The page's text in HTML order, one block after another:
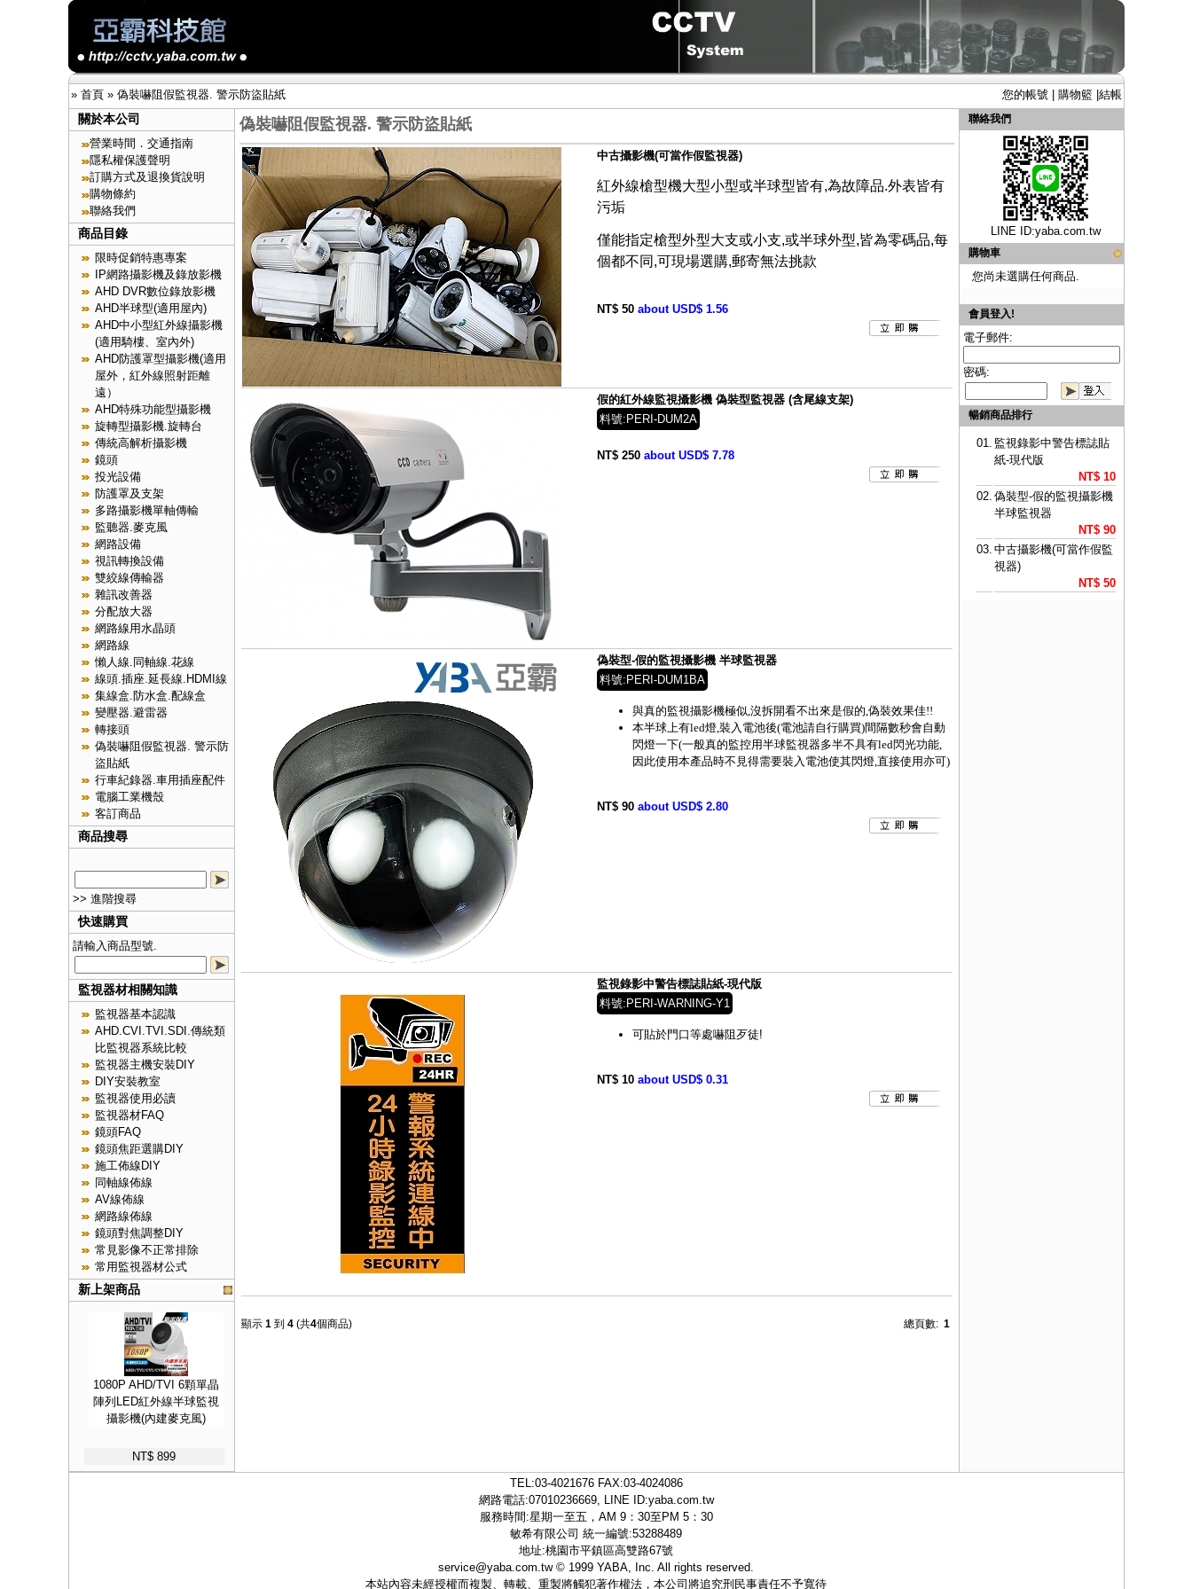
» 首頁» 偽裝嚇阻假監視器. 警示防盜貼紙 您的帳號| 購物籃| 結帳
關於本公司
營業時間．交通指南
隱私權保護聲明
訂購方式及退換貨說明
購物條約
聯絡我們
商品目錄
限時促銷特惠專案
IP網路攝影機及錄放影機
AHD DVR數位錄放影機
AHD半球型(適用屋內)
AHD中小型紅外線攝影機
(適用騎樓、室內外)
AHD防護罩型攝影機(適用
屋外，紅外線照射距離
遠）
AHD特殊功能型攝影機
旋轉型攝影機.旋轉台
傳統高解析攝影機
鏡頭
投光設備
防護罩及支架
多路攝影機單軸傳輸
監聽器.麥克風
網路設備
視訊轉換設備
雙絞線傳輸器
雜訊改善器
分配放大器
網路線用水晶頭
網路線
懶人線.同軸線.花線
線頭.插座.延長線.HDMI線
集線盒.防水盒.配線盒
變壓器.避雷器
轉接頭
偽裝嚇阻假監視器. 警示防
盜貼紙
行車紀錄器.車用插座配件
電腦工業機殼
客訂商品
商品搜尋
>> 進階搜尋
快速購買
請輸入商品型號.
監視器材相關知識
監視器基本認識
AHD.CVI.TVI.SDI.傳統類
比監視器系統比較
監視器主機安裝DIY
DIY安裝教室
監視器使用必讀
監視器材FAQ
鏡頭FAQ
鏡頭焦距選購DIY
施工佈線DIY
同軸線佈線
AV線佈線
網路線佈線
鏡頭對焦調整DIY
常見影像不正常排除
常用監視器材公式
新上架商品
1080P AHD/TVI 6顆單晶
陣列LED紅外線半球監視
攝影機(內建麥克風)
NT$ 899
偽裝嚇阻假監視器. 警示防盜貼紙
中古攝影機(可當作假監視器)
紅外線槍型機大型小型或半球型皆有,為故障品.外表皆有
污垢
僅能指定槍型外型大支或小支,或半球外型,皆為零碼品,每
個都不同,可現場選購,郵寄無法挑款
NT$ 50 about USD$ 1.56
假的紅外線監視攝影機 偽裝型監視器 (含尾線支架)
料號:PERI-DUM2A
NT$ 250 about USD$ 7.78
偽裝型-假的監視攝影機 半球監視器
料號:PERI-DUM1BA
與真的監視攝影機極似,沒拆開看不出來是假的,偽裝效果佳!!
本半球上有led燈,裝入電池後(電池請自行購買)間隔數秒會自動
閃燈一下(一般真的監控用半球監視器多半不具有led閃光功能,
因此使用本產品時不見得需要裝入電池使其閃燈,直接使用亦可)
NT$ 90 about USD$ 2.80
監視錄影中警告標誌貼紙-現代版
料號:PERI-WARNING-Y1
可貼於門口等處嚇阻歹徒!
NT$ 10 about USD$ 0.31
顯示 1到 4(共4個商品) 總頁數: 1
聯絡我們
LINE ID:yaba.com.tw
購物車
您尚未選購任何商品.
會員登入!
電子郵件:
密碼:
暢銷商品排行
01. 監視錄影中警告標誌貼
紙-現代版
NT$ 10
02. 偽裝型-假的監視攝影機
半球監視器
NT$ 90
03. 中古攝影機(可當作假監
視器)
NT$ 50
TEL:03-4021676FAX:03-4024086
網路電話:07010236669, LINE ID:yaba.com.tw
服務時間:星期一至五，AM 9：30至PM 5：30
敏希有限公司 統一編號:53288489
地址:桃園市平鎮區高雙路67號
service@yaba.com.tw© 1999 YABA, Inc. All rights reserved.
本站內容未經授權而複製、轉載、重製將觸犯著作權法，本公司將追究刑民事責任不予寬待